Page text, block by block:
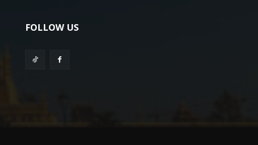
FOLLOW US